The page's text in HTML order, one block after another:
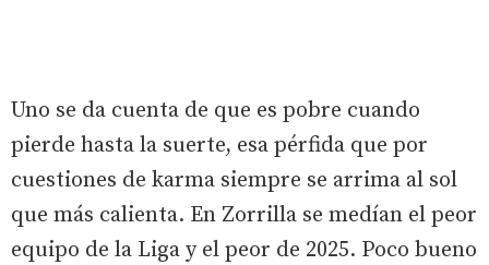
Uno se da cuenta de que es pobre cuando
pierde hasta la suerte, esa pérfida que por
cuestiones de karma siempre se arrima al sol
que más calienta. En Zorrilla se medían el peor
equipo de la Liga y el peor de 2025. Poco bueno